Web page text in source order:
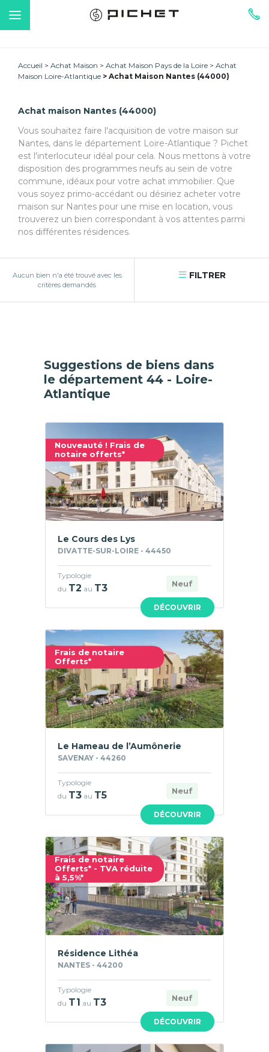
Accueil Achat Maison Achat Maison Pays de la Loire
Achat
Maison Loire-Atlantique
Achat Maison Nantes (44000)
Achat maison Nantes (44000)
Vous souhaitez faire l'acquisition de votre maison sur
Nantes, dans le département Loire-Atlantique ? Pichet
est l'interlocuteur idéal pour cela. Nous mettons à votre
disposition des programmes neufs au sein de votre
commune, idéaux pour votre achat immobilier. Que
vous soyez primo-accédant ou désiriez acheter votre
maison sur Nantes pour une mise en location, vous
trouverez un bien correspondant à vos attentes parmi
nos différentes résidences.
Aucun bien n'a été trouvé avec les
critères demandés
FILTRER
Suggestions de biens dans
le département 44 - Loire-
Atlantique
Nouveauté ! Frais de
notaire offerts*
DÉCOUVRIR
Le Cours des Lys
DIVATTE-SUR-LOIRE - 44450
Neuf
Typologie
du T2 au T3
Frais de notaire
Offerts*
DÉCOUVRIR
Le Hameau de l’Aumônerie
SAVENAY - 44260
Neuf
Typologie
du T3 au T5
Frais de notaire
Offerts* - TVA réduite
à 5,5%*
DÉCOUVRIR
Résidence Lithéa
NANTES - 44200
Neuf
Typologie
du T1 au T3